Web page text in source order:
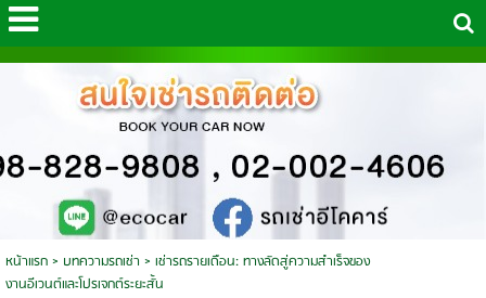
หน้าแรก> บทความรถเช่า > เช่ารถรายเดือน: ทางลัดสู่ความสำเร็จของ
งานอีเวนต์และโปรเจกต์ระยะสั้น